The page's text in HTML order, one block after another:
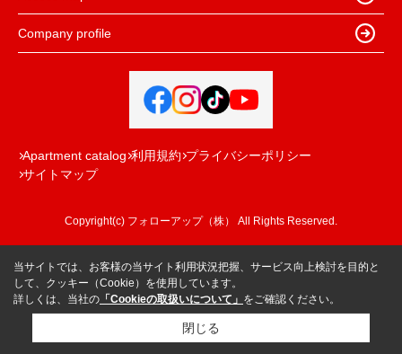
Company profile
Apartment catalog 利用規約 プライバシーポリシー
サイトマップ
Copyright(c) フォローアップ（株） All Rights Reserved.
当サイトでは、お客様の当サイト利用状況把握、サービス向上検討を目的と
して、クッキー（Cookie）を使用しています。
詳しくは、当社の 「Cookieの取扱いについて」 をご確認ください。
閉じる